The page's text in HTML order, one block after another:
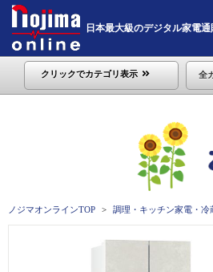
日本最大級のデジタル家電通
クリックでカテゴリ表示 全
ノジマオンラインTOP 調理・キッチン家電・冷